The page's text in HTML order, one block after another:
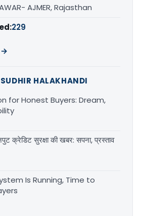
AJMER, Rajasthan
229
→
HALAKHANDI
for Honest Buyers: Dream,
क्रेडिट सुरक्षा की खबर: सपना, प्रस्ताव
Is Running, Time to